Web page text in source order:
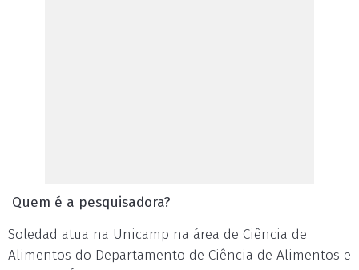
Quem é a pesquisadora?
Soledad atua na Unicamp na área de Ciência de
Alimentos do Departamento de Ciência de Alimentos e